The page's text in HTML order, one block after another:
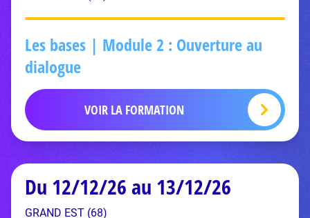
Les bases | Module 2 : Ouverture au
dialogue
VOIR LA FORMATION
Du 12/12/26 au 13/12/26
GRAND EST (68)